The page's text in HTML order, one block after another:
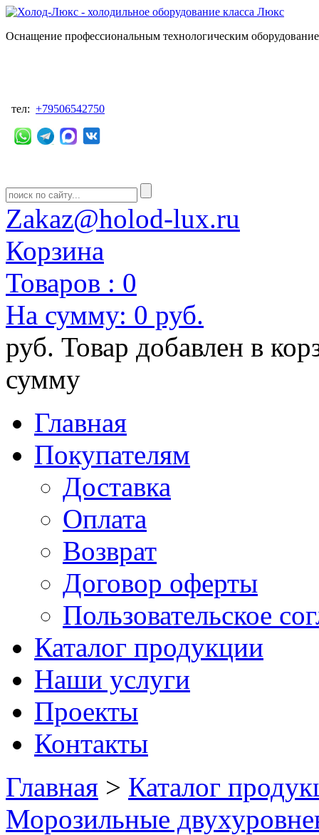
Оснащение профессиональным технологическим
тел: +79506542750
Zakaz@holod-lux.ru
Корзина
Товаров : 0
На сумму: 0 руб.
руб. Товар добавлен в
сумму
Главная
Покупателям
Доставка
Оплата
Возврат
Договор оферты
Пользовательское
Каталог продукции
Наши услуги
Проекты
Контакты
Главная > Каталог
Морозильные